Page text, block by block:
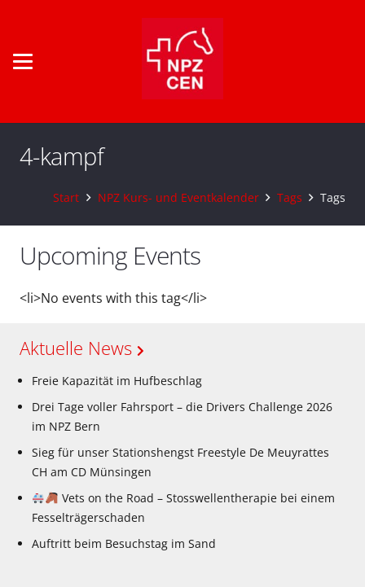
4-kampf
Start NPZ Kurs- und Eventkalender Tags Tags
Upcoming Events
<li>No events with this tag</li>
Aktuelle News
Freie Kapazität im Hufbeschlag
Drei Tage voller Fahrsport – die Drivers Challenge 2026
im NPZ Bern
Sieg für unser Stationshengst Freestyle De Meuyrattes
CH am CD Münsingen
Vets on the Road – Stosswellentherapie bei einem
Fesselträgerschaden
Auftritt beim Besuchstag im Sand